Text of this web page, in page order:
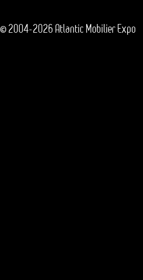
© 2004-2026 Atlantic Mobilier Expo